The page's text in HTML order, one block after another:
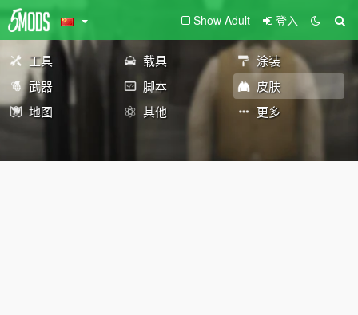
Show Adult 登入
工具 载具
涂装
武器
脚本
皮肤
地图
其他 更多